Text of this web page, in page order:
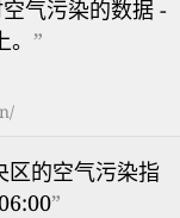
气污染的数据 -
”
区的空气污染指
”